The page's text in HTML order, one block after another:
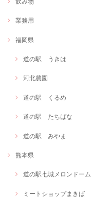
業務用
福岡県
道の駅 うきは
河北農園
道の駅 くるめ
道の駅 たちばな
道の駅 みやま
熊本県
道の駅七城メロンドーム
ミートショップまきば